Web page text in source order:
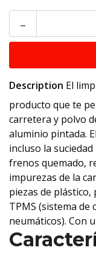
-
Description El
producto que te
carretera y polvo
aluminio pintada.
incluso la
frenos quemado,
impurezas de la
piezas de plástico,
TPMS (sistema
neumáticos). Con